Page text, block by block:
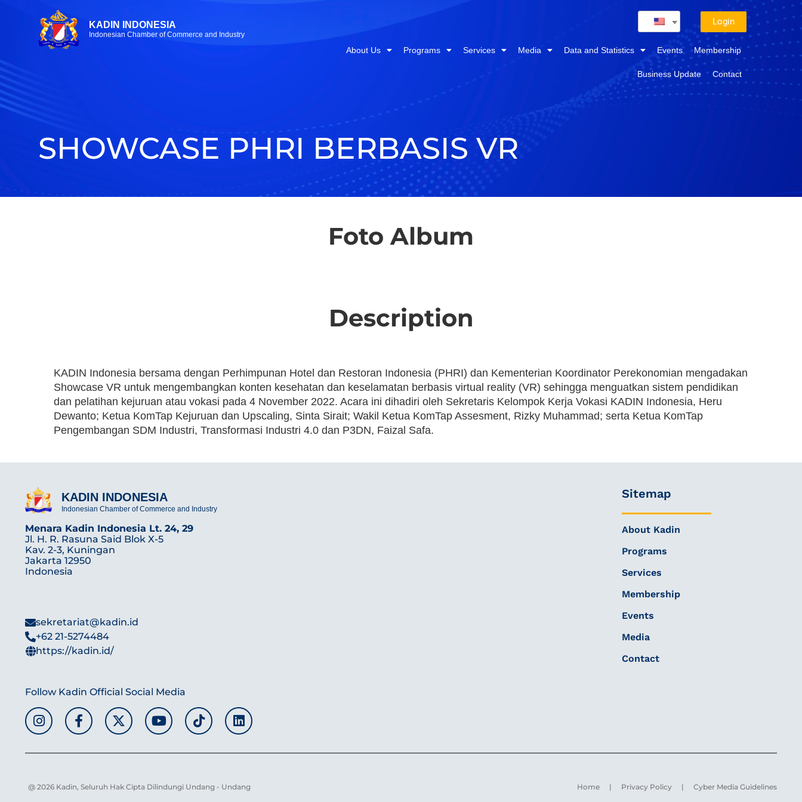
KADIN INDONESIA
Indonesian Chamber of Commerce and Industry
Login
About Us Programs Services Media Data and Statistics Events Membership
Business Update Contact
SHOWCASE PHRI BERBASIS VR
Foto Album
Description
KADIN Indonesia bersama dengan Perhimpunan Hotel dan Restoran Indonesia (PHRI) dan Kementerian Koordinator Perekonomian mengadakan
Showcase VR untuk mengembangkan konten kesehatan dan keselamatan berbasis virtual reality (VR) sehingga menguatkan sistem pendidikan
dan pelatihan kejuruan atau vokasi pada 4 November 2022. Acara ini dihadiri oleh Sekretaris Kelompok Kerja Vokasi KADIN Indonesia, Heru
Dewanto; Ketua KomTap Kejuruan dan Upscaling, Sinta Sirait; Wakil Ketua KomTap Assesment, Rizky Muhammad; serta Ketua KomTap
Pengembangan SDM Industri, Transformasi Industri 4.0 dan P3DN, Faizal Safa.
KADIN INDONESIA
Indonesian Chamber of Commerce and Industry
Menara Kadin Indonesia Lt. 24, 29
Jl. H. R. Rasuna Said Blok X-5
Kav. 2-3, Kuningan
Jakarta 12950
Indonesia
sekretariat@kadin.id
+62 21-5274484
https://kadin.id/
Follow Kadin Official Social Media
Sitemap
About Kadin
Programs
Services
Membership
Events
Media
Contact
@ 2026 Kadin, Seluruh Hak Cipta Dilindungi Undang - Undang Home | Privacy Policy | Cyber ​​Media Guidelines